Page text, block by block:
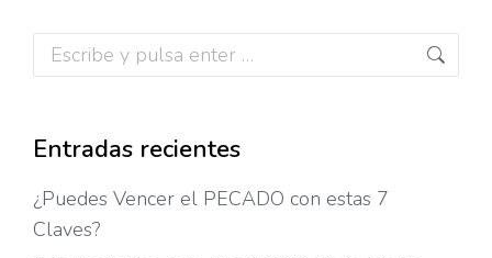
Buscar:
Entradas recientes
¿Puedes Vencer el PECADO con estas 7
Claves?